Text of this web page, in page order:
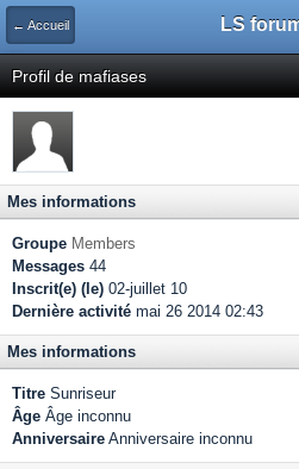
← Accueil LS
Profil de mafiases
Mes informations
Groupe Members
Messages 44
Inscrit(e) (le) 02-juillet 10
Dernière activité mai 26 2014 02:43
Mes informations
Titre Sunriseur
Âge Âge inconnu
Anniversaire Anniversaire inconnu